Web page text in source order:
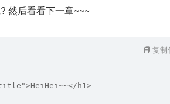
然后看看下一章~~~
h1>
复制